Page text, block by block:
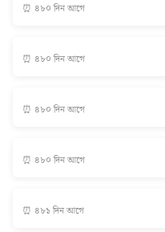
⏰ ৪৮০ দিন আগে
⏰ ৪৮০ দিন আগে
⏰ ৪৮০ দিন আগে
⏰ ৪৮০ দিন আগে
⏰ ৪৮১ দিন আগে